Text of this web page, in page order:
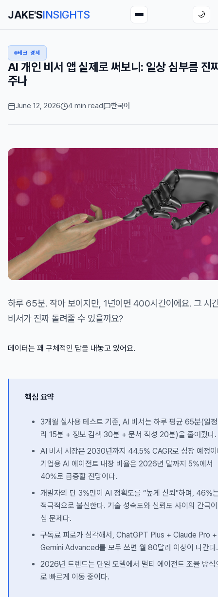
JAKE'SINSIGHTS 🌙
테크 경제
AI 개인 비서 앱 실제로 써보니: 일상 심부름 진
주나
June 12, 2026 4 min read 한국어
하루 65분. 작아 보이지만, 1년이면 400시간이에요. 그 시
비서가 진짜 돌려줄 수 있을까요?
데이터는 꽤 구체적인 답을 내놓고 있어요.
핵심 요약
3개월 실사용 테스트 기준, AI 비서는 하루 평균 65분(일
리 15분 + 정보 검색 30분 + 문서 작성 20분)을 줄여줬다.
AI 비서 시장은 2030년까지 44.5% CAGR로 성장 예정
기업용 AI 에이전트 내장 비율은 2026년 말까지 5%에서
40%로 급증할 전망이다.
개발자의 단 3%만이 AI 정확도를 “높게 신뢰"하며, 46%
적극적으로 불신한다. 기술 성숙도와 신뢰도 사이의 간극
심 문제다.
구독료 피로가 심각해서, ChatGPT Plus + Claude Pro +
Gemini Advanced를 모두 쓰면 월 80달러 이상이 나간다.
2026년 트렌드는 단일 모델에서 멀티 에이전트 조율 방식
로 빠르게 이동 중이다.